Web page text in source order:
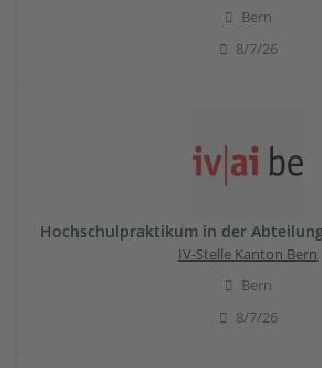
Bern
8/7/26
IV-Stelle Kanton Bern
Bern
8/7/26